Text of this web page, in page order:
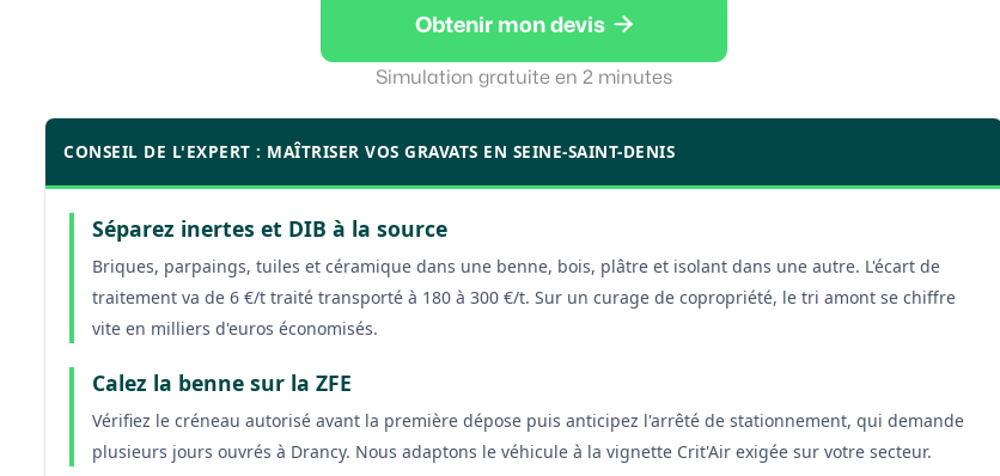
Obtenir mon devis 
Simulation gratuite en 2 minutes
CONSEIL DE L'EXPERT : MAÎTRISER VOS GRAVATS EN SEINE-SAINT-DENIS
Séparez inertes et DIB à la source
Briques, parpaings, tuiles et céramique dans une benne, bois, plâtre et isolant dans une autre. L'écart de
traitement va de 6 €/t traité transporté à 180 à 300 €/t. Sur un curage de copropriété, le tri amont se chiffre
vite en milliers d'euros économisés.
Calez la benne sur la ZFE
Vérifiez le créneau autorisé avant la première dépose puis anticipez l'arrêté de stationnement, qui demande
plusieurs jours ouvrés à Drancy. Nous adaptons le véhicule à la vignette Crit'Air exigée sur votre secteur.